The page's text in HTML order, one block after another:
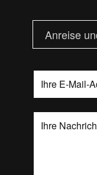
Anreise